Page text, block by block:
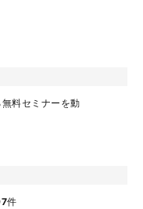
料セミナーを動
件